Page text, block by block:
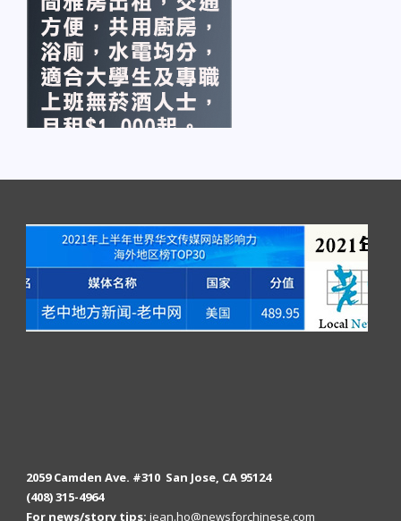
2059 Camden Ave. #310 San Jose, CA 95124
(408) 315-4964
For news/story tips: jean.ho@newsforchinese.com